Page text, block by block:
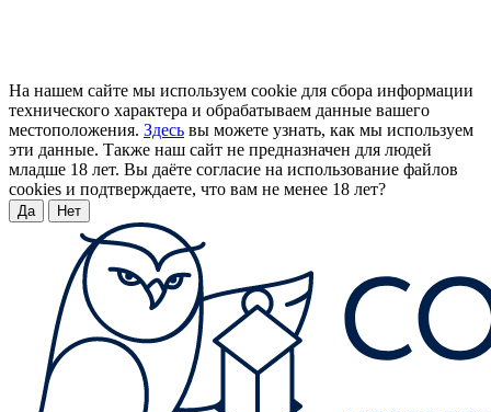
На нашем сайте мы используем cookie для сбора информации
технического характера и обрабатываем данные вашего
местоположения. Здесь вы можете узнать, как мы используем
эти данные. Также наш сайт не предназначен для людей
младше 18 лет. Вы даёте согласие на использование файлов
cookies и подтверждаете, что вам не менее 18 лет?
Да Нет